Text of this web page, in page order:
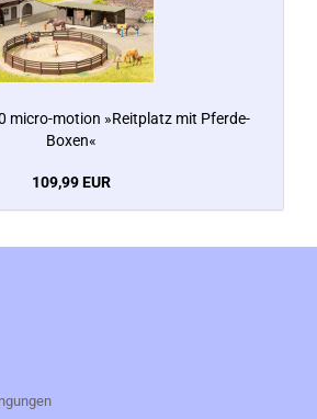
micro-motion »Reitplatz mit Pferde-
Boxen«
109,99 EUR